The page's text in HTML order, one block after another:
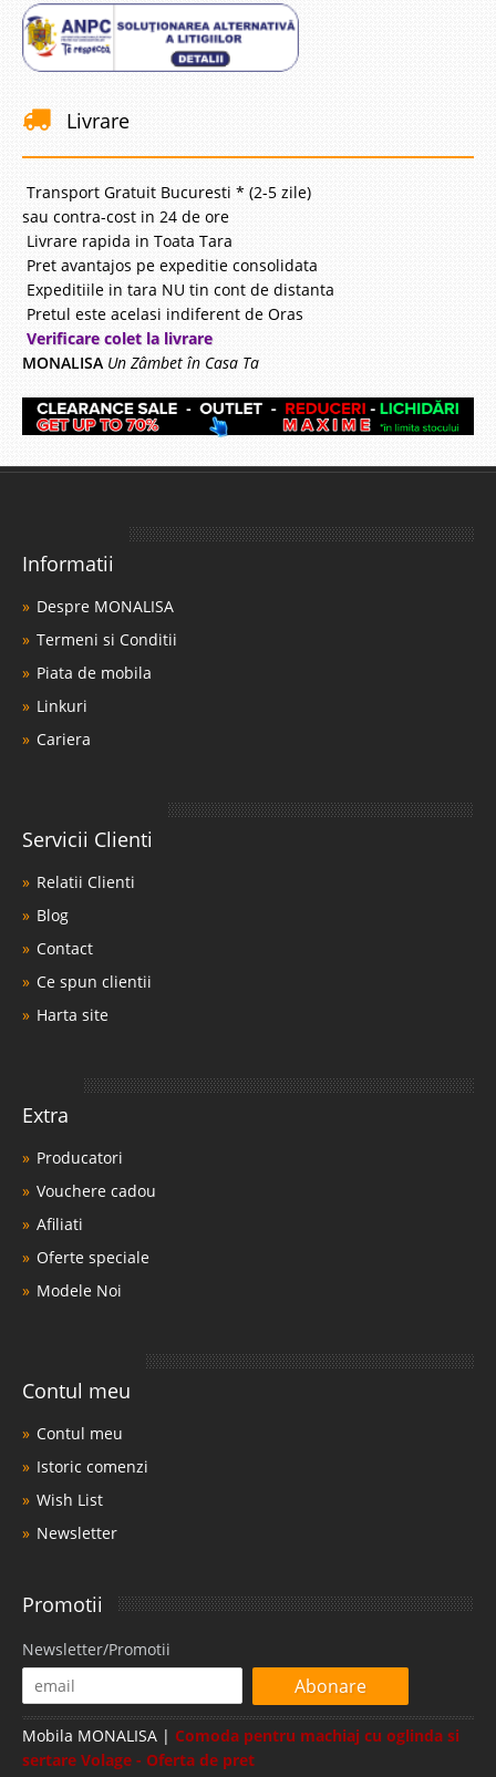
Livrare
Transport Gratuit Bucuresti * (2-5 zile)
sau contra-cost in 24 de ore
Livrare rapida in Toata Tara
Pret avantajos pe expeditie consolidata
Expeditiile in tara NU tin cont de distanta
Pretul este acelasi indiferent de Oras
Verificare colet la livrare
MONALISA Un Zâmbet în Casa Ta
Informatii
Despre MONALISA
Termeni si Conditii
Piata de mobila
Linkuri
Cariera
Servicii Clienti
Relatii Clienti
Blog
Contact
Ce spun clientii
Harta site
Extra
Producatori
Vouchere cadou
Afiliati
Oferte speciale
Modele Noi
Contul meu
Contul meu
Istoric comenzi
Wish List
Newsletter
Promotii
Newsletter/Promotii
Abonare
Mobila MONALISA | Comoda pentru machiaj cu oglinda si
sertare Volage - Oferta de pret